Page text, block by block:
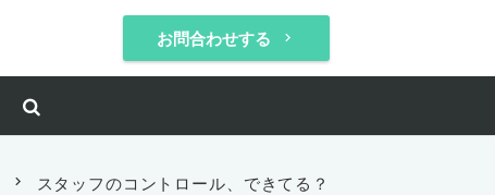
お問合わせする keyboard_arrow_right
chevron_right スタッフのコントロール、できてる？